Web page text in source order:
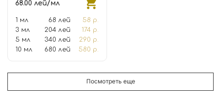
68.00 лей/мл
1 мл 68 лей
58 р.
3 мл
204 лей
174 р.
5 мл
340 лей
290 р.
10 мл
680 лей 580 р.
Посмотреть еще